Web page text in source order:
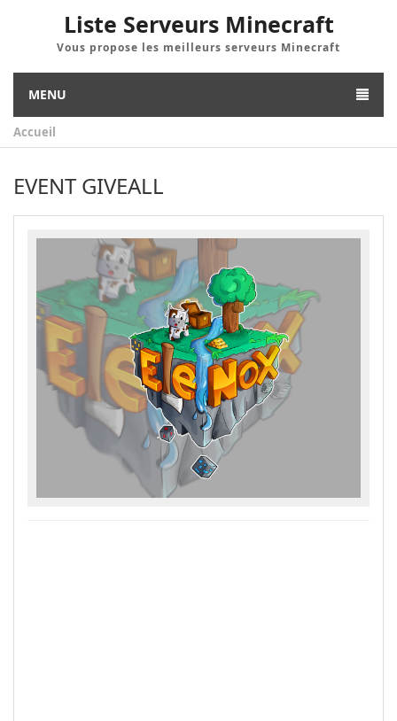
Liste Serveurs Minecraft
Vous propose les meilleurs serveurs Minecraft
MENU
Accueil
EVENT GIVEALL